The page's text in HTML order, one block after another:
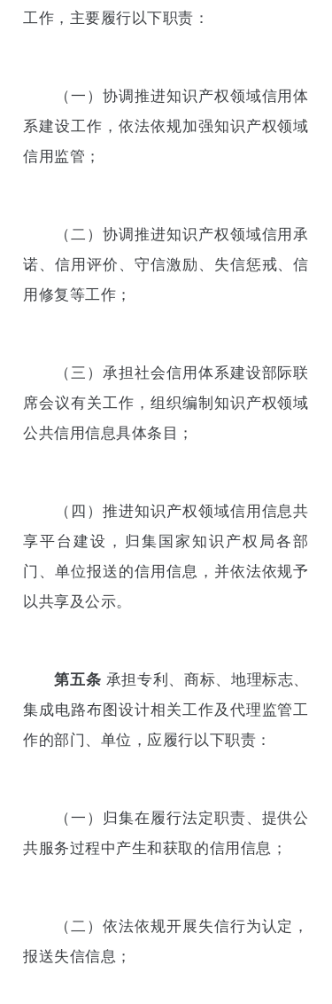
工作，主要履行以下职责：
（一）协调推进知识产权领域信用体
系建设工作，依法依规加强知识产权领域
信用监管；
（二）协调推进知识产权领域信用承
诺、信用评价、守信激励、失信惩戒、信
用修复等工作；
（三）承担社会信用体系建设部际联
席会议有关工作，组织编制知识产权领域
公共信用信息具体条目；
（四）推进知识产权领域信用信息共
享平台建设，归集国家知识产权局各部
门、单位报送的信用信息，并依法依规予
以共享及公示。
第五条 承担专利、商标、地理标志、
集成电路布图设计相关工作及代理监管工
作的部门、单位，应履行以下职责：
（一）归集在履行法定职责、提供公
共服务过程中产生和获取的信用信息；
（二）依法依规开展失信行为认定，
报送失信信息；